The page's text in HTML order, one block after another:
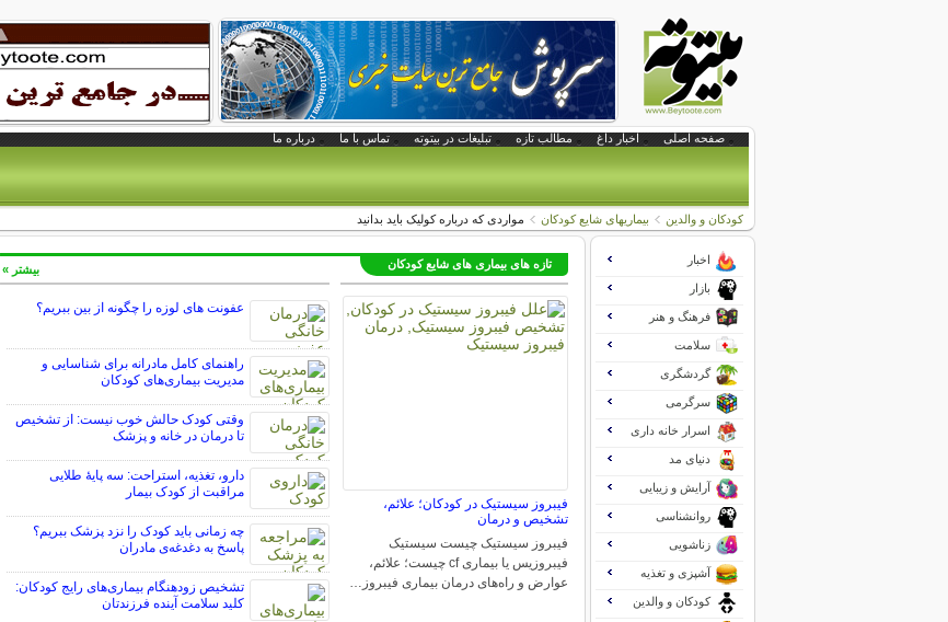
صفحه اصلی اخبار داغ مطالب تازه تبلیغات در بیتوته تماس با ما درباره ما
کودکان و والدین بیماریهای شایع کودکان مواردی که درباره کولیک باید بدانید
تازه های بیماری های شایع کودکان
فیبروز سیستیک در کودکان؛ علائم،
تشخیص و درمان
فیبروز سیستیک چیست سیستیک
فیبروزیس یا بیماری cf چیست؛ علائم،
عوارض و راه‌های درمان بیماری فیبروز…
عفونت های لوزه را چگونه از بین ببریم؟
راهنمای کامل مادرانه برای شناسایی و
مدیریت بیماری‌های کودکان
وقتی کودک حالش خوب نیست: از تشخیص
تا درمان در خانه و پزشک
دارو، تغذیه، استراحت: سه پایه‌ٔ طلایی
مراقبت از کودک بیمار
چه زمانی باید کودک را نزد پزشک ببریم؟
پاسخ به دغدغه‌ی مادران
تشخیص زودهنگام بیماری‌های رایج کودکان:
کلید سلامت آینده فرزندتان
بیشتر »
اخبار
بازار
فرهنگ و هنر
سلامت
گردشگری
سرگرمی
اسرار خانه داری
دنیای مد
آرایش و زیبایی
روانشناسی
زناشویی
آشپزی و تغذیه
کودکان و والدین